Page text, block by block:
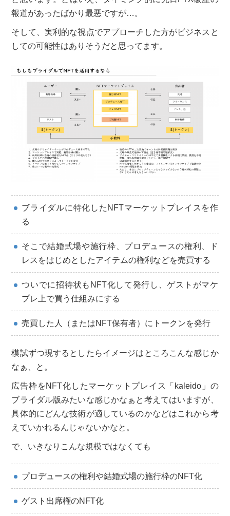
報道があったばかり最悪ですが…。
そして、実利的な視点でアプローチした方がビジネスと
しての可能性はありそうだと思ってます。
ブライダルに特化したNFTマーケットプレイスを作
る
そこで結婚式場や施行枠、プロデュースの権利、ド
レスをはじめとしたアイテムの権利などを売買する
ついでに招待状もNFT化して発行し、ゲストがマケ
プレ上で買う仕組みにする
売買した人（またはNFT保有者）にトークンを発行
模試ずつ現するとしたらイメージはところこんな感じか
なぁ、と。
広告枠をNFT化したマーケットプレイス「kaleido」の
ブライダル版みたいな感じかなぁと考えてはいますが、
具体的にどんな技術が適しているのかなどはこれから考
えていかれるんじゃないかなと。
で、いきなりこんな規模ではなくても
プロデュースの権利や結婚式場の施行枠のNFT化
ゲスト出席権のNFT化